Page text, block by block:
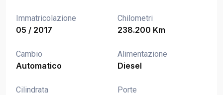
Immatricolazione
05 / 2017
Chilometri
238.200 Km
Cambio
Automatico
Alimentazione
Diesel
Cilindrata Porte